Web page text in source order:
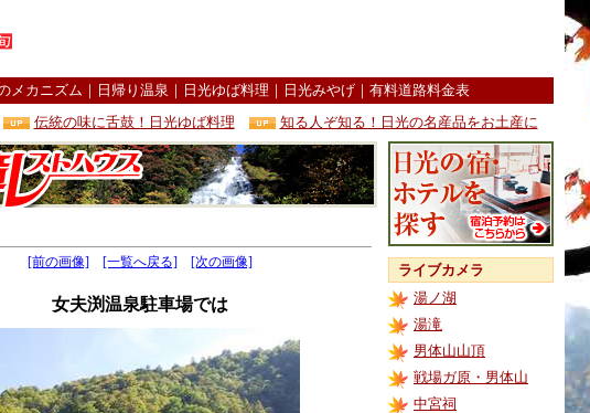
メカニズム ｜ 日帰り温泉 ｜ 日光ゆば料理 ｜ 日光みやげ ｜ 有料道路料金表
伝統の味に舌鼓！日光ゆば料理
知る人ぞ知る！日光の名産品をお土産に
[前の画像] [一覧へ戻る] [次の画像]
女夫渕温泉駐車場では
ライブカメラ
湯ノ湖
湯滝
男体山山頂
戦場ガ原・男体山
中宮祠